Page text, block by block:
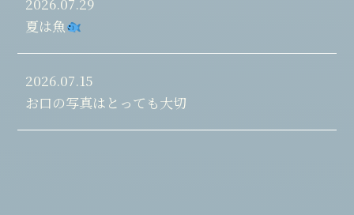
夏は魚
2026.07.15
お口の写真はとっても大切